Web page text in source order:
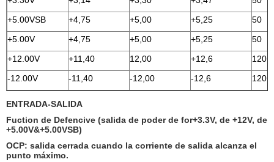
+5.00VSB
+4,75 +5,00 +5,25
50
+5.00V
+4,75 +5,00 +5,25
50
+12.00V
+11,40 12,00 +12,6
120
-12.00V
-11,40 -12,00 -12,6 120
ENTRADA-SALIDA
Fuction de Defencive (salida de poder de for+3.3V, de +12V, de
+5.00V&+5.00VSB)
OCP: salida cerrada cuando la corriente de salida alcanza el
punto máximo.